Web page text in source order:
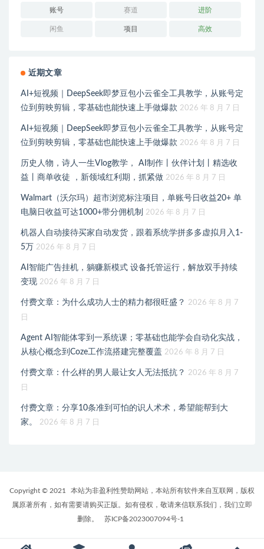
账号 赛道 进阶
闲鱼 项目 高效
近期文章
AI+短视频｜DeepSeek即梦豆包小云雀全工具教学，从账号定
位到剪映剪辑，零基础也能快速上手做爆款 2026 年 8 月 7 日
AI+短视频｜DeepSeek即梦豆包小云雀全工具教学，从账号定
位到剪映剪辑，零基础也能快速上手做爆款 2026 年 8 月 7 日
历史人物，诗人一生Vlog教学， AI制作丨伙伴计划丨精选收
益丨商单收徒 ，新领域红利期，抓紧做 2026 年 8 月 7 日
Walmart（沃尔玛）超市浏览标注项目，单账号日收益20+ 单
电脑日收益可达1000+带分佣机制
2026 年 8 月 7 日
机器人自动接待买家自动发货，跟着系统学拼多多虚拟月入1-
5万 2026 年 8 月 7 日
AI智能广告挂机，躺赚新模式 设备托管运行，解放双手持续
变现 2026 年 8 月 7 日
付费文章：为什么成功人士的精力都很旺盛？
2026 年 8 月 7
日
Agent AI智能体零到一系统课；零基础也能学会自动化实战，
从核心概念到Coze工作流搭建完整覆盖 2026 年 8 月 7 日
付费文章：什么样的男人最让女人无法抵抗？
2026 年 8 月 7
日
付费文章：分享10条准到可怕的识人术术，希望能帮到大
家。
2026 年 8 月 7 日
Copyright © 2021
本站为非盈利性赞助网站，本站所有软件来自互联网，版权
属原著所有，如有需要请购买正版。如有侵权，敬请来信联系我们，我们立即
删除。
苏ICP备2023007094号-1